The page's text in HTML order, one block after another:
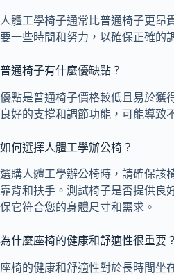
人體工學椅子通常比普通椅子更昂
要一些時間和努力，以確保正確的
普通椅子有什麼優缺點？
優點是普通椅子價格較低且易於獲
良好的支撐和調節功能，可能導致
如何選擇人體工學辦公椅？
選購人體工學辦公椅時，請確保該
靠背和扶手。測試椅子是否提供良
保它符合您的身體尺寸和需求。
為什麼座椅的健康和舒適性很重要？
座椅的健康和舒適性對於長時間坐